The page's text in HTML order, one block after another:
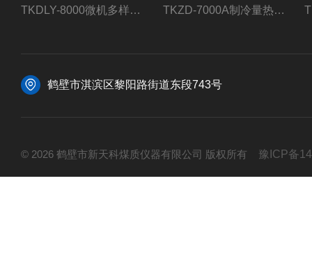
TKDLY-8000微机多样测硫仪自动定硫仪化验室硫含量测定 TKZD-7000A制冷量热仪自动升降热值仪煤质检测
鹤壁市淇滨区黎阳路街道东段743号
© 2026 鹤壁市新天科煤质仪器有限公司 版权所有 豫ICP备